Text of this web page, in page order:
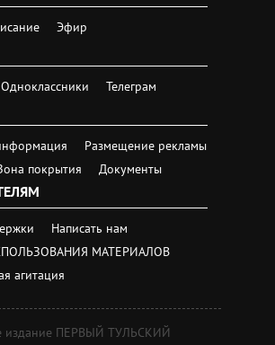
Эфир
Одноклассники Телеграм
Размещение рекламы
покрытия Документы
Написать нам
МАТЕРИАЛОВ
агитация
издание ПЕРВЫЙ ТУЛЬСКИЙ